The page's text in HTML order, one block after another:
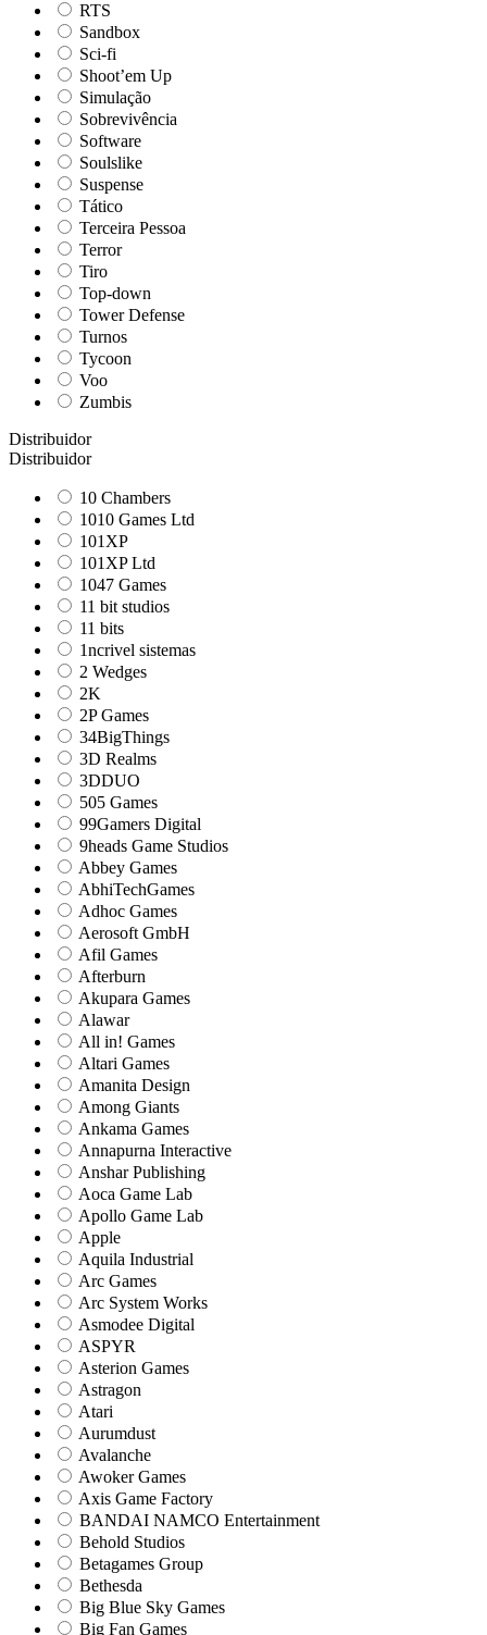
RTS
Sandbox
Sci-fi
Shoot’em Up
Simulação
Sobrevivência
Software
Soulslike
Suspense
Tático
Terceira Pessoa
Terror
Tiro
Top-down
Tower Defense
Turnos
Tycoon
Voo
Zumbis
Distribuidor
Distribuidor
10 Chambers
1010 Games Ltd
101XP
101XP Ltd
1047 Games
11 bit studios
11 bits
1ncrivel sistemas
2 Wedges
2K
2P Games
34BigThings
3D Realms
3DDUO
505 Games
99Gamers Digital
9heads Game Studios
Abbey Games
AbhiTechGames
Adhoc Games
Aerosoft GmbH
Afil Games
Afterburn
Akupara Games
Alawar
All in! Games
Altari Games
Amanita Design
Among Giants
Ankama Games
Annapurna Interactive
Anshar Publishing
Aoca Game Lab
Apollo Game Lab
Apple
Aquila Industrial
Arc Games
Arc System Works
Asmodee Digital
ASPYR
Asterion Games
Astragon
Atari
Aurumdust
Avalanche
Awoker Games
Axis Game Factory
BANDAI NAMCO Entertainment
Behold Studios
Betagames Group
Bethesda
Big Blue Sky Games
Big Fan Games